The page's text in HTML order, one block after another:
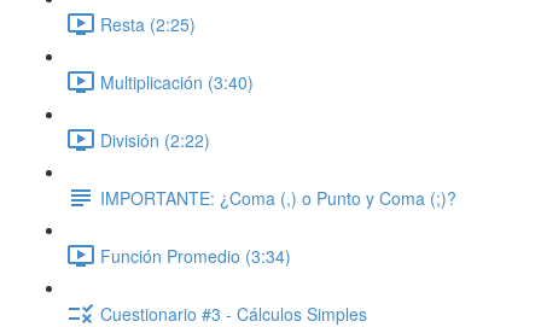
Resta (2:25)
Multiplicación (3:40)
División (2:22)
IMPORTANTE: ¿Coma (,) o Punto y Coma (;)?
Función Promedio (3:34)
Cuestionario #3 - Cálculos Simples